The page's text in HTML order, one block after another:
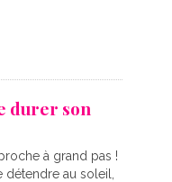
durer son
à grand pas !
détendre au soleil,